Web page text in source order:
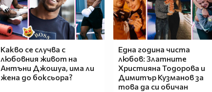
Какво се случва с
любовния живот на
Антъни Джошуа, има ли
жена до боксьора?
Eдна година чиста
любов: Златните
Християна Тодорова и
Димитър Кузманов за
това да си обичан